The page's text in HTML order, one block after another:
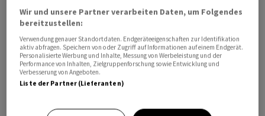
Wir und unsere Partner verarbeiten Daten, um Folgendes
bereitzustellen:
Verwendung genauer Standortdaten. Endgeräteeigenschaften zur Identifikation
aktiv abfragen. Speichern von oder Zugriff auf Informationen auf einem Endgerät.
Personalisierte Werbung und Inhalte, Messung von Werbeleistung und der
Performance von Inhalten, Zielgruppenforschung sowie Entwicklung und
Verbesserung von Angeboten.
Liste der Partner (Lieferanten)